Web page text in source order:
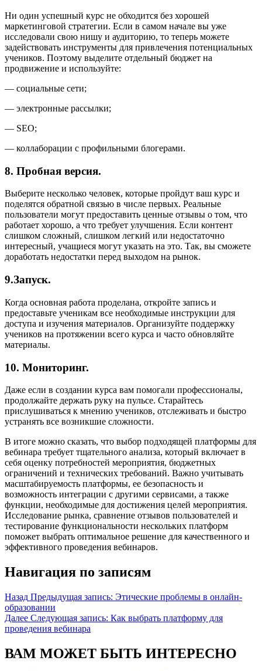
Ни один успешный курс не обходится без хорошей
маркетинговой стратегии. Если в самом начале вы уже
исследовали свою нишу и аудиторию, то теперь можете
задействовать инструменты для привлечения потенциальных
учеников. Поэтому выделите отдельный бюджет на
продвижение и используйте:
— социальные сети;
— электронные рассылки;
— SEO;
— коллаборации с профильными блогерами.
8. Пробная версия.
Выберите несколько человек, которые пройдут ваш курс и
поделятся обратной связью в числе первых. Реальные
пользователи могут предоставить ценные отзывы о том, что
работает хорошо, а что требует улучшения. Если контент
слишком сложный, слишком легкий или недостаточно
интересный, учащиеся могут указать на это. Так, вы сможете
доработать недостатки перед выходом на рынок.
9.Запуск.
Когда основная работа проделана, откройте запись и
предоставьте ученикам все необходимые инструкции для
доступа и изучения материалов. Организуйте поддержку
учеников на протяжении всего курса и часто обновляйте
материалы.
10. Мониторинг.
Даже если в создании курса вам помогали профессионалы,
продолжайте держать руку на пульсе. Старайтесь
прислушиваться к мнению учеников, отслеживать и быстро
устранять все возникшие сложности.
В итоге можно сказать, что выбор подходящей платформы для
вебинара требует тщательного анализа, который включает в
себя оценку потребностей мероприятия, бюджетных
ограничений и технических требований. Важно учитывать
масштабируемость платформы, ее безопасность и
возможность интеграции с другими сервисами, а также
функции, необходимые для достижения целей мероприятия.
Исследование рынка, сравнение отзывов пользователей и
тестирование функциональности нескольких платформ
поможет выбрать оптимальное решение для качественного и
эффективного проведения вебинаров.
Навигация по записям
Назад Предыдущая запись: Этические проблемы в онлайн-
образовании
Далее Следующая запись: Как выбрать платформу для
проведения вебинара
ВАМ МОЖЕТ БЫТЬ ИНТЕРЕСНО